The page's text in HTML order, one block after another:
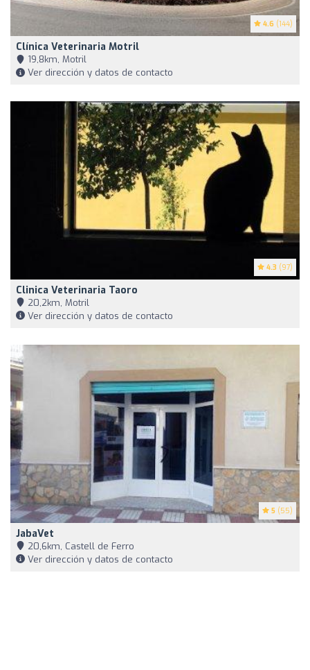
4.6 (144)
Clínica Veterinaria Motril
19,8km, Motril
Ver dirección y datos de contacto
4.3 (97)
Clinica Veterinaria Taoro
20,2km, Motril
Ver dirección y datos de contacto
5 (55)
JabaVet
20,6km, Castell de Ferro
Ver dirección y datos de contacto